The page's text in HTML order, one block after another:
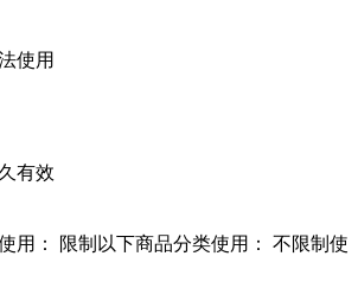
使用
有效
用：
限制以下商品分类使用：
不限制使